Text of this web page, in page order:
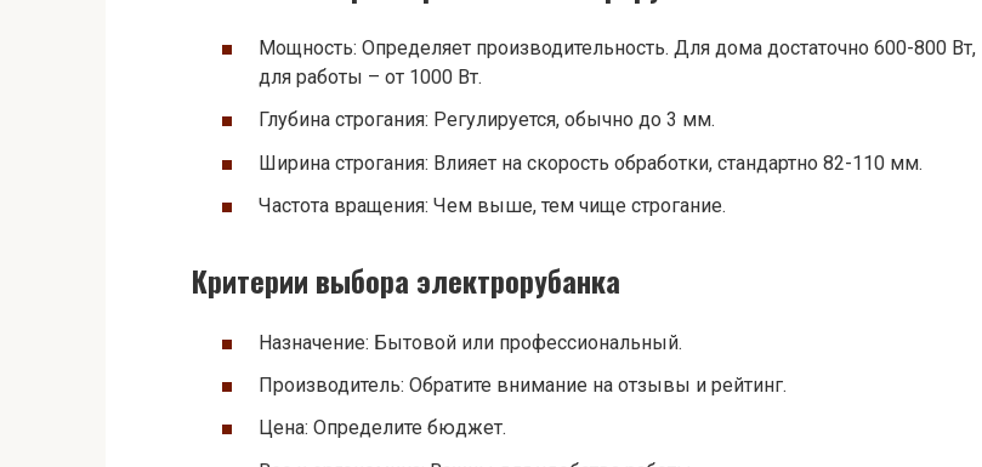
Мощность: Определяет производительность. Для дома достаточно 600-800 Вт,
для работы – от 1000 Вт.
Глубина строгания: Регулируется, обычно до 3 мм.
Ширина строгания: Влияет на скорость обработки, стандартно 82-110 мм.
Частота вращения: Чем выше, тем чище строгание.
Критерии выбора электрорубанка
Назначение: Бытовой или профессиональный.
Производитель: Обратите внимание на отзывы и рейтинг.
Цена: Определите бюджет.